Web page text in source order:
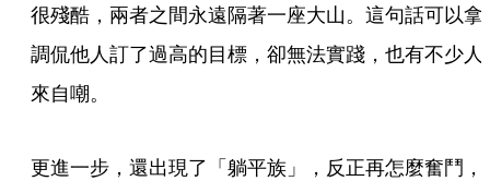
很殘酷，兩者之間永遠隔著一座大山。這句話可以拿
調侃他人訂了過高的目標，卻無法實踐，也有不少人
來自嘲。
更進一步，還出現了「躺平族」，反正再怎麼奮鬥，